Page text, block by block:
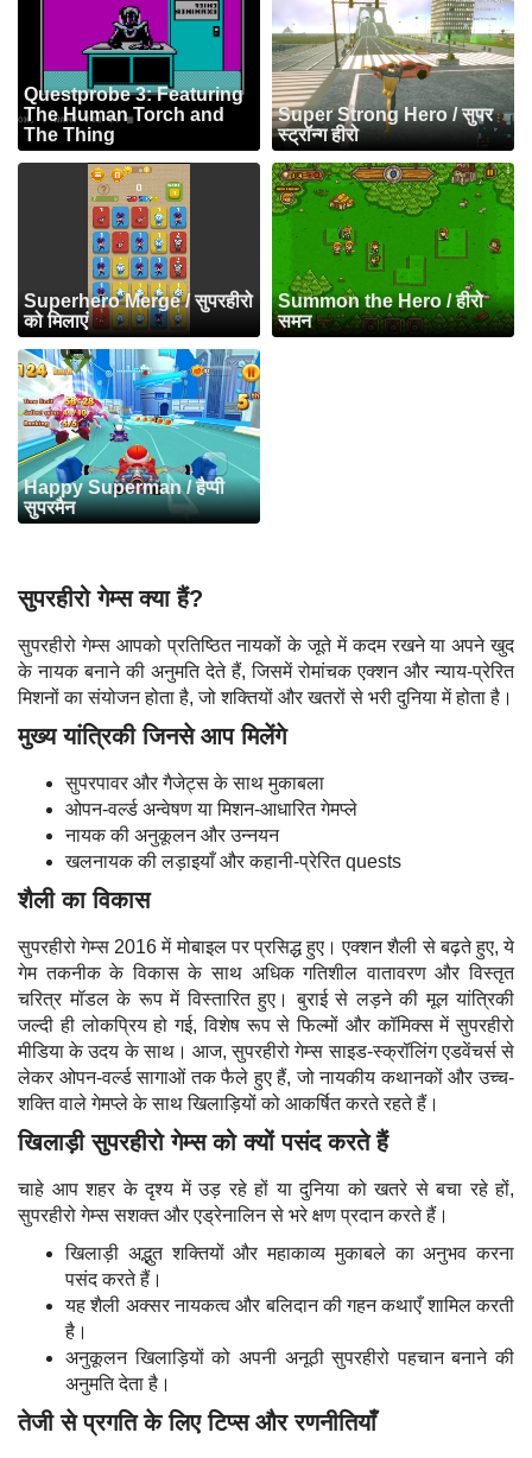
Questprobe 3: Featuring
The Human Torch and
The Thing
Super Strong Hero / सुपर
स्ट्रॉन्ग हीरो
Superhero Merge / सुपरहीरो
को मिलाएं
Summon the Hero / हीरो
समन
Happy Superman / हैप्पी
सुपरमैन
सुपरहीरो गेम्स क्या हैं?
सुपरहीरो गेम्स आपको प्रतिष्ठित नायकों के जूते में कदम रखने या अपने खुद
के नायक बनाने की अनुमति देते हैं, जिसमें रोमांचक एक्शन और न्याय-प्रेरित
मिशनों का संयोजन होता है, जो शक्तियों और खतरों से भरी दुनिया में होता है।
मुख्य यांत्रिकी जिनसे आप मिलेंगे
सुपरपावर और गैजेट्स के साथ मुकाबला
ओपन-वर्ल्ड अन्वेषण या मिशन-आधारित गेमप्ले
नायक की अनुकूलन और उन्नयन
खलनायक की लड़ाइयाँ और कहानी-प्रेरित quests
शैली का विकास
सुपरहीरो गेम्स 2016 में मोबाइल पर प्रसिद्ध हुए। एक्शन शैली से बढ़ते हुए, ये
गेम तकनीक के विकास के साथ अधिक गतिशील वातावरण और विस्तृत
चरित्र मॉडल के रूप में विस्तारित हुए। बुराई से लड़ने की मूल यांत्रिकी
जल्दी ही लोकप्रिय हो गई, विशेष रूप से फिल्मों और कॉमिक्स में सुपरहीरो
मीडिया के उदय के साथ। आज, सुपरहीरो गेम्स साइड-स्क्रॉलिंग एडवेंचर्स से
लेकर ओपन-वर्ल्ड सागाओं तक फैले हुए हैं, जो नायकीय कथानकों और उच्च-
शक्ति वाले गेमप्ले के साथ खिलाड़ियों को आकर्षित करते रहते हैं।
खिलाड़ी सुपरहीरो गेम्स को क्यों पसंद करते हैं
चाहे आप शहर के दृश्य में उड़ रहे हों या दुनिया को खतरे से बचा रहे हों,
सुपरहीरो गेम्स सशक्त और एड्रेनालिन से भरे क्षण प्रदान करते हैं।
खिलाड़ी अद्भुत शक्तियों और महाकाव्य मुकाबले का अनुभव करना
पसंद करते हैं।
यह शैली अक्सर नायकत्व और बलिदान की गहन कथाएँ शामिल करती
है।
अनुकूलन खिलाड़ियों को अपनी अनूठी सुपरहीरो पहचान बनाने की
अनुमति देता है।
तेजी से प्रगति के लिए टिप्स और रणनीतियाँ